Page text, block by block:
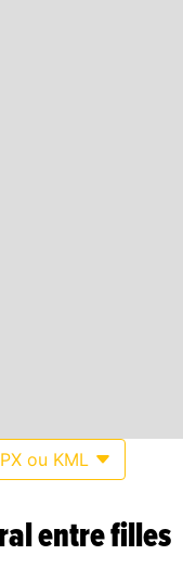
ou KML
entre filles